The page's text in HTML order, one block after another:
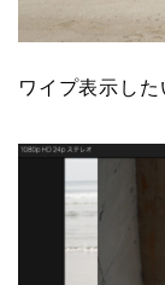
ワイプ表示し